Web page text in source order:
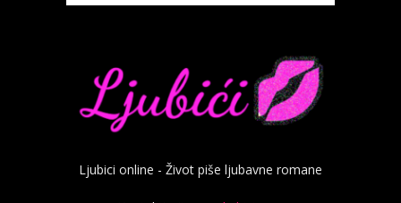
Ljubici online - Život piše ljubavne romane